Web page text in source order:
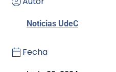
Noticias UdeC
Fecha